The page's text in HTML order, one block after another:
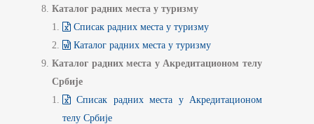
Каталог радних места у туризму
Списак радних места у туризму
Каталог радних места у туризму
Каталог радних места у Акредитационом телу
Србије
Списак радних места у Акредитационом
телу Србије